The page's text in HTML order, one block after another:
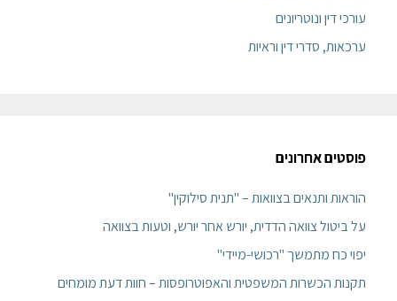
עורכי דין ונוטריונים
ערכאות, סדרי דין וראיות
פוסטים אחרונים
הוראות ותנאים בצוואות – "תנית סילוקין"
על ביטול צוואה הדדית, יורש אחר יורש, וטעות בצוואה
יפוי כח מתמשך "רכושי-מיידי"
תקנות הכשרות המשפטית והאפוטרופסות – חוות דעת מומחים